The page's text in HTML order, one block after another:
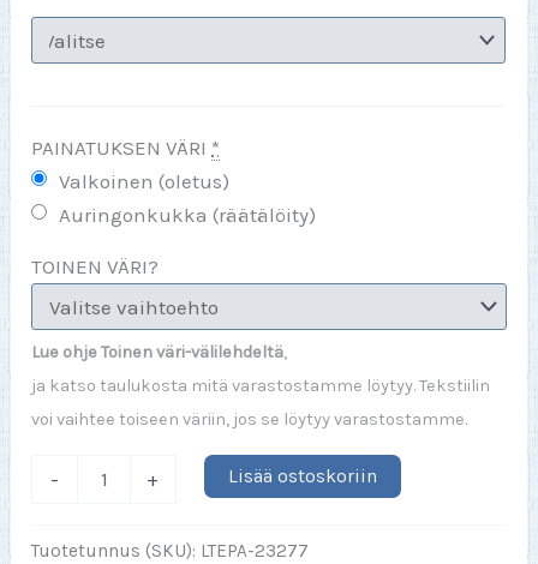
PAINATUKSEN VÄRI *
Valkoinen (oletus)
Auringonkukka (räätälöity)
TOINEN VÄRI?
Lue ohje Toinen väri-välilehdeltä,
ja katso taulukosta mitä varastostamme löytyy. Tekstiilin
voi vaihtee toiseen väriin, jos se löytyy varastostamme.
-
Puuttuvan
+ Lisää ostoskoriin
Tuotetunnus (SKU): LTEPA-23277